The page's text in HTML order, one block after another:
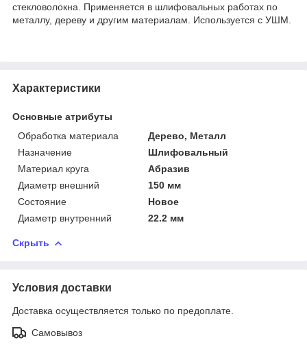
стекловолокна. Применяется в шлифовальных работах по
металлу, дереву и другим материалам. Используется с УШМ.
Характеристики
Основные атрибуты
Обработка материала
Дерево, Металл
Назначение
Шлифовальный
Материал круга
Абразив
Диаметр внешний
150 мм
Состояние
Новое
Диаметр внутренний
22.2 мм
Скрыть
Условия доставки
Доставка осуществляется только по предоплате.
Самовывоз